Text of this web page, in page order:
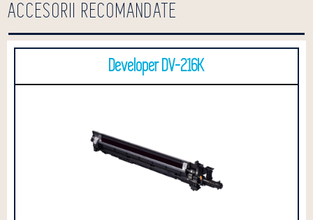
ACCESORII RECOMANDATE
Developer DV-216K